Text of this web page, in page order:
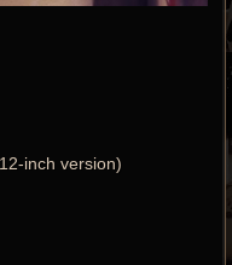
inch version)